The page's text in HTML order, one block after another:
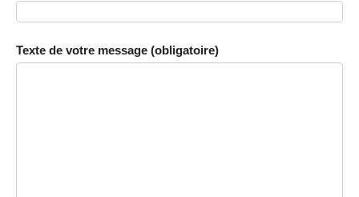
Texte de votre message (obligatoire)